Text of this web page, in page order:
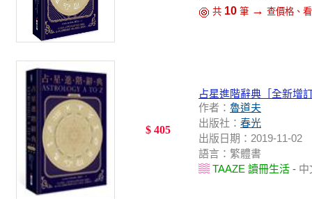
共 10 筆 → 查價格、
$ 405
占星進階辭典［全新增
作者： 魯道夫
出版社： 春光
出版日期：2019-11-02
語言：繁體書
TAAZE 讀冊生活 -